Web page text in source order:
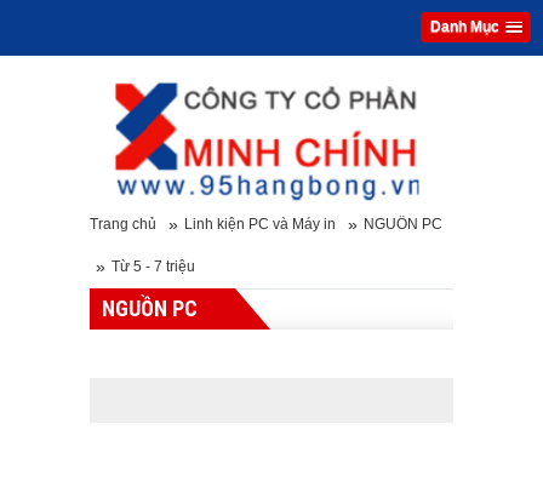
Danh Mục
Trang chủ » Linh kiện PC và Máy in » NGUỒN PC
» Từ 5 - 7 triệu
NGUỒN PC